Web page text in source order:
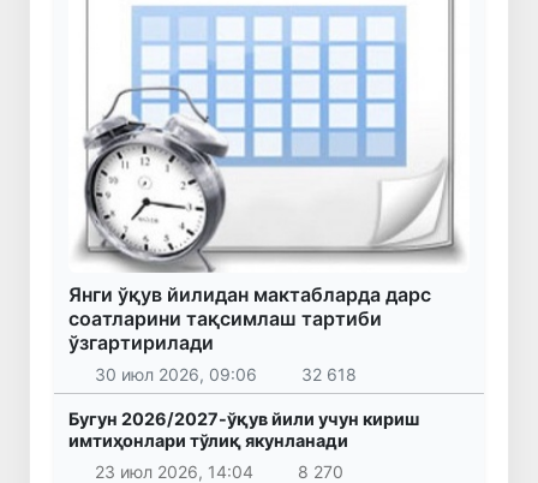
Янги ўқув йилидан мактабларда дарс
соатларини тақсимлаш тартиби
ўзгартирилади
30 июл 2026, 09:06 32 618
Бугун 2026/2027-ўқув йили учун кириш
имтиҳонлари тўлиқ якунланади
23 июл 2026, 14:04
8 270